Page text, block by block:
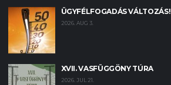
ÜGYFÉLFOGADÁS VÁLTOZÁS!
2026. AUG 3.
XVII. VASFÜGGÖNY TÚRA
2026. JUL 21.